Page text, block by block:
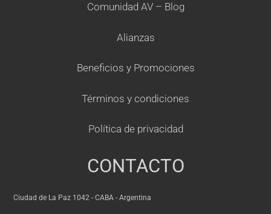
Comunidad AV – Blog
Alianzas
Beneficios y Promociones
Términos y condiciones
Política de privacidad
CONTACTO
Ciudad de La Paz 1042 - CABA - Argentina